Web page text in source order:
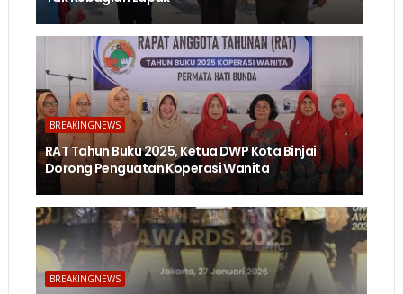
BREAKINGNEWS
RAT Tahun Buku 2025, Ketua DWP Kota Binjai
Dorong Penguatan Koperasi Wanita
BREAKINGNEWS